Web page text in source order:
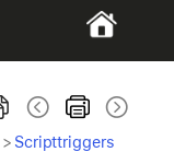
> Scripttriggers